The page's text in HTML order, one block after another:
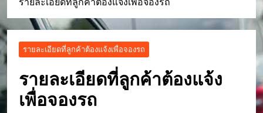
รายละเอียดที่ลูกค้าต้องแจ้งเพื่อจองรถ
รายละเอียดที่ลูกค้าต้องแจ้ง
เพื่อจองรถ